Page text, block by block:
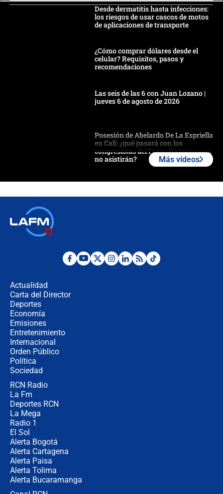
Desde dermatitis hasta infecciones:
los riesgos de usar cascos de motos
de aplicaciones de transporte
¿Cómo comprar dólares desde el
celular? Requisitos, pasos y
recomendaciones
Las seis de las 6 con Juan Lozano |
jueves 6 de agosto de 2026
Posesión de Abelardo De La Espriella
en Cali: ¿qué pasará con los
congresistas del Pacto Histórico que
no asistirán?
¿Por qué De la Espriella gobernará
Más videos
Actualidad
Carta del Director
Deportes
Economía
Emisiones
Entretenimiento
Internacional
Orden Público
Política
Sociedad
RCN Radio
La Fm
Deportes RCN
La Mega
Radio 1
El Sol
Alerta Bogotá
Alerta Cartagena
Alerta Paisa
Alerta Tolima
Alerta Bucaramanga